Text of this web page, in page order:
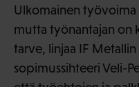
Ulkomainen
mutta työnantajan on
tarve, linjaa IF
sopimussihteeri Veli-